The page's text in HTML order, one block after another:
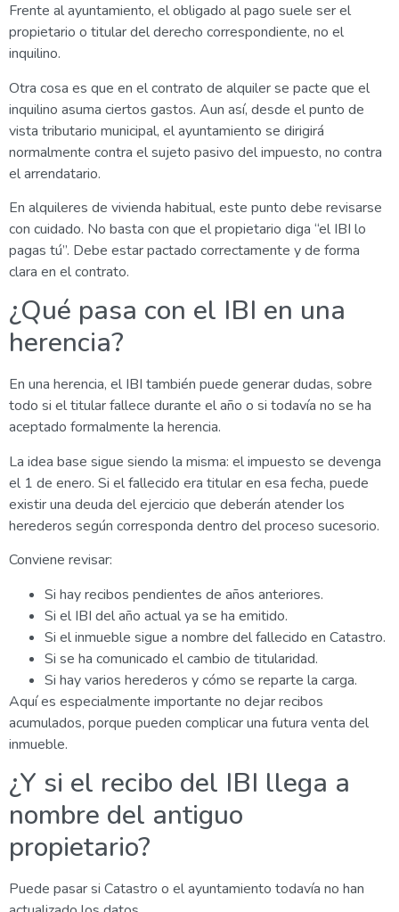
Frente al ayuntamiento, el obligado al pago suele ser el
propietario o titular del derecho correspondiente, no el
inquilino.
Otra cosa es que en el contrato de alquiler se pacte que el
inquilino asuma ciertos gastos. Aun así, desde el punto de
vista tributario municipal, el ayuntamiento se dirigirá
normalmente contra el sujeto pasivo del impuesto, no contra
el arrendatario.
En alquileres de vivienda habitual, este punto debe revisarse
con cuidado. No basta con que el propietario diga “el IBI lo
pagas tú”. Debe estar pactado correctamente y de forma
clara en el contrato.
¿Qué pasa con el IBI en una
herencia?
En una herencia, el IBI también puede generar dudas, sobre
todo si el titular fallece durante el año o si todavía no se ha
aceptado formalmente la herencia.
La idea base sigue siendo la misma: el impuesto se devenga
el 1 de enero. Si el fallecido era titular en esa fecha, puede
existir una deuda del ejercicio que deberán atender los
herederos según corresponda dentro del proceso sucesorio.
Conviene revisar:
Si hay recibos pendientes de años anteriores.
Si el IBI del año actual ya se ha emitido.
Si el inmueble sigue a nombre del fallecido en Catastro.
Si se ha comunicado el cambio de titularidad.
Si hay varios herederos y cómo se reparte la carga.
Aquí es especialmente importante no dejar recibos
acumulados, porque pueden complicar una futura venta del
inmueble.
¿Y si el recibo del IBI llega a
nombre del antiguo
propietario?
Puede pasar si Catastro o el ayuntamiento todavía no han